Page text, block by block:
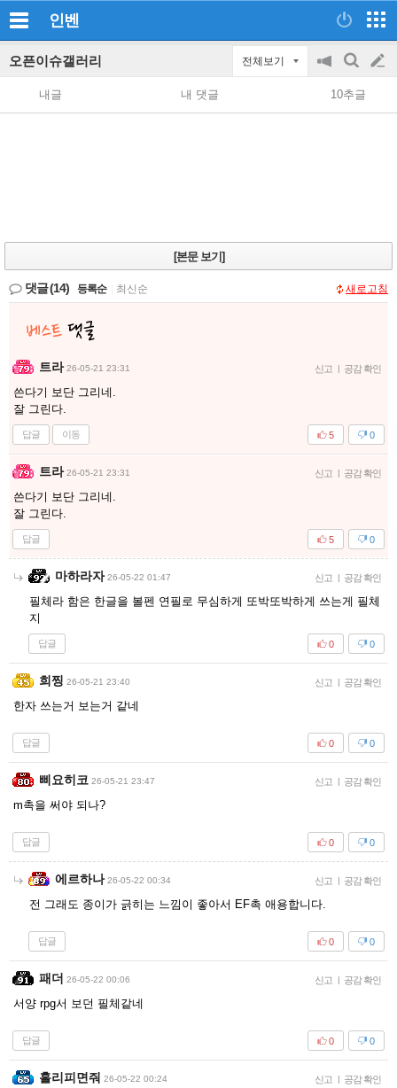
인벤
오픈이슈갤러리 전체보기
공
지
on/off
검
색
글
쓰
내글 내 댓글 10추글
[본문 보기]
댓글(14) 등록순 최신순 새로고침
트라 26-05-21 23:31 신고 | 공감 확인
쓴다기 보단 그리네.
잘 그린다.
답글 이동 0
5
트라 26-05-21 23:31 신고 | 공감 확인
쓴다기 보단 그리네.
잘 그린다.
답글 0
5
마하라자 26-05-22 01:47 신고 | 공감 확인
필체라 함은 한글을 볼펜 연필로 무심하게 또박또박하게 쓰는게 필체
지
답글 0
0
희찡 26-05-21 23:40 신고 | 공감 확인
한자 쓰는거 보는거 같네
답글 0
0
삐요히코 26-05-21 23:47 신고 | 공감 확인
m촉을 써야 되나?
답글 0
0
에르하나 26-05-22 00:34 신고 | 공감 확인
전 그래도 종이가 긁히는 느낌이 좋아서 EF촉 애용합니다.
답글 0
0
패더 26-05-22 00:06 신고 | 공감 확인
서양 rpg서 보던 필체같네
답글 0
0
홀리피면줘 26-05-22 00:24 신고 | 공감 확인